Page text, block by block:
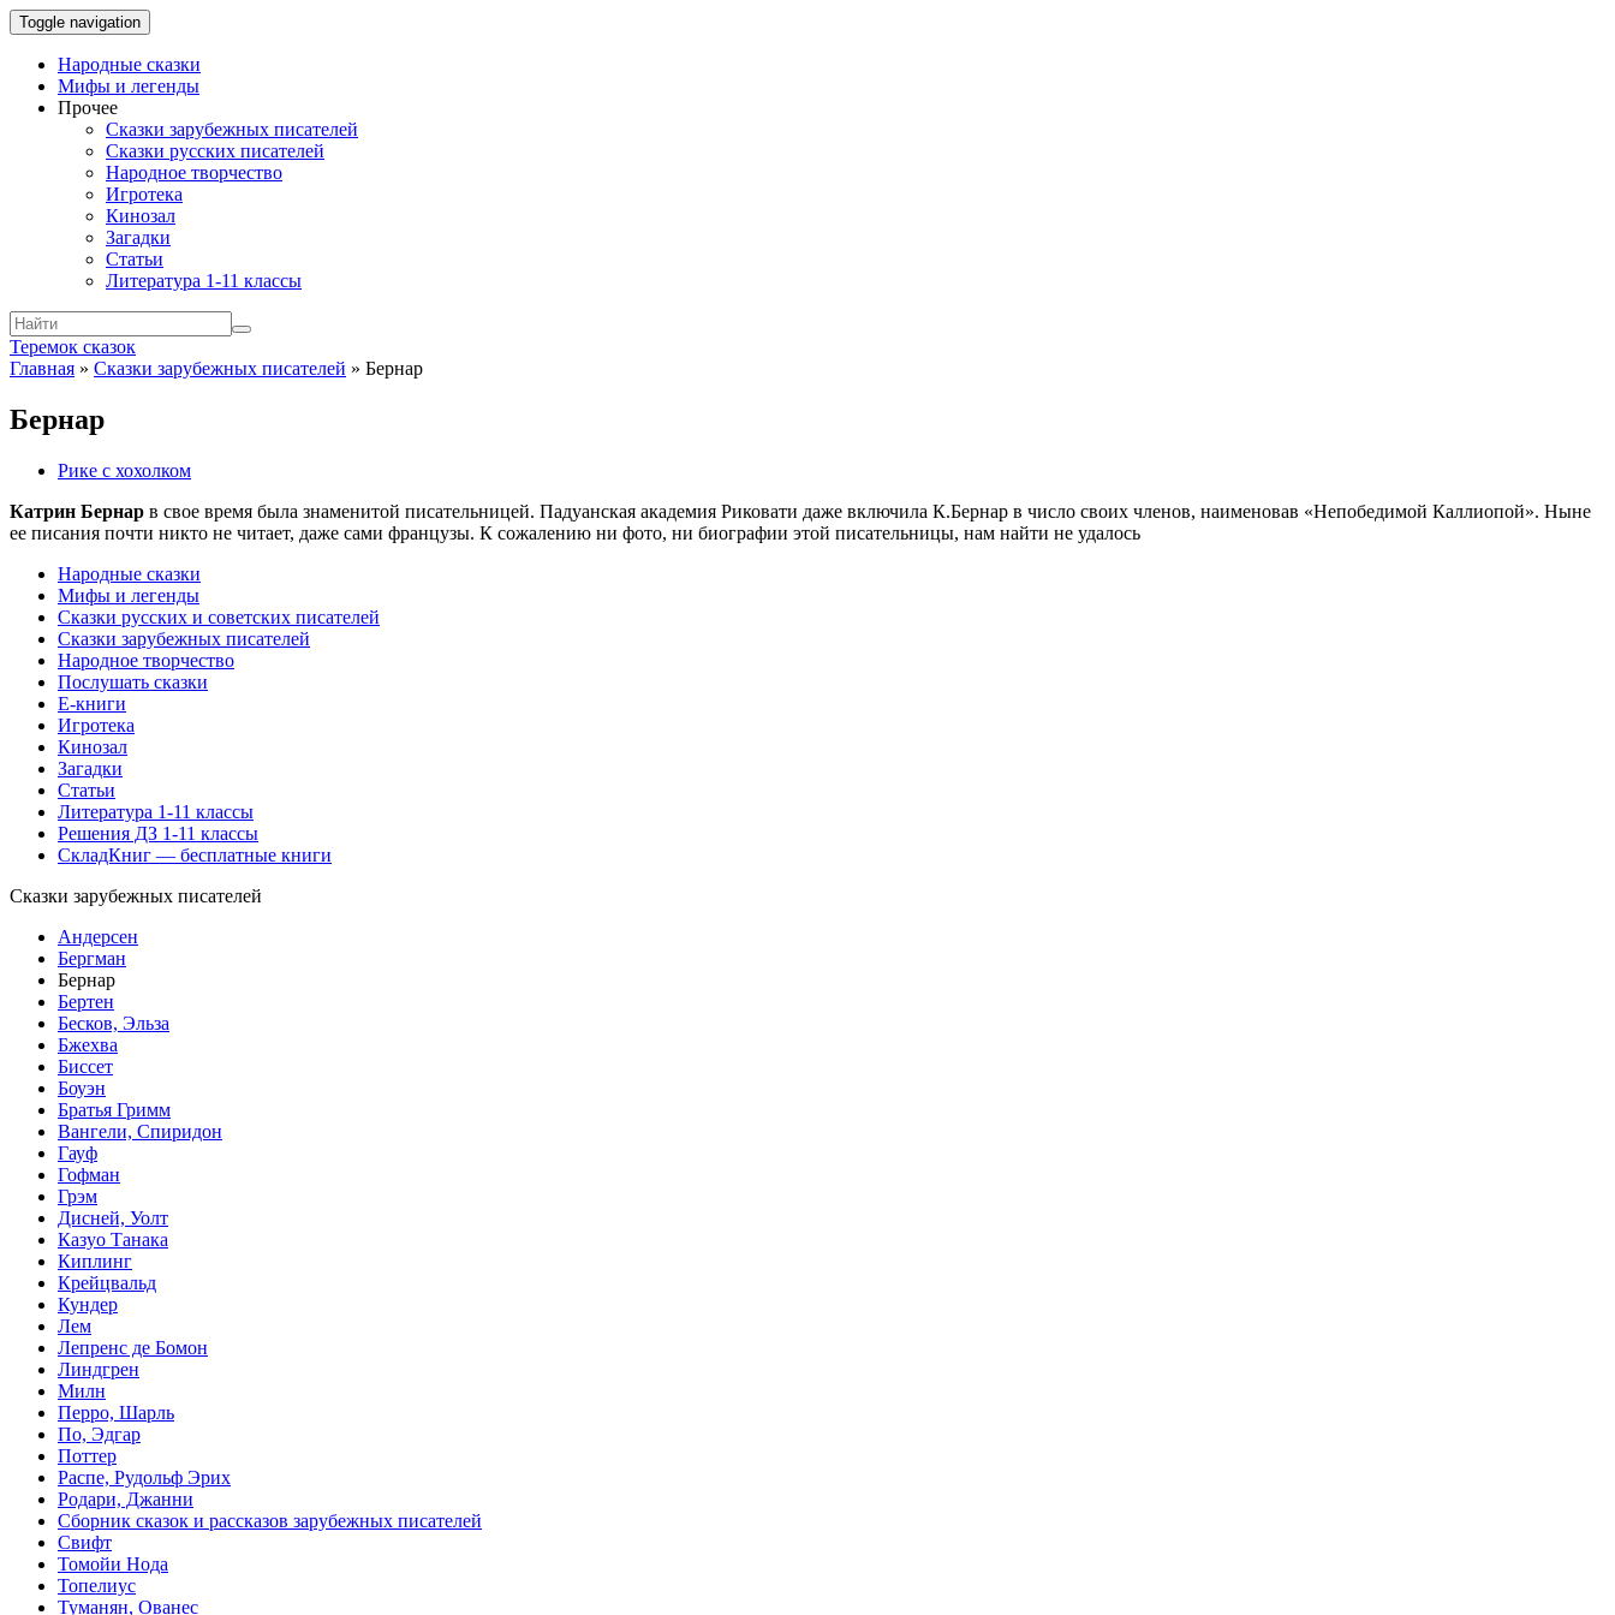
Toggle navigation
Народные сказки
Мифы и легенды
Прочее
Сказки зарубежных писателей
Сказки русских писателей
Народное творчество
Игротека
Кинозал
Загадки
Статьи
Литература 1-11 классы
Теремок сказок
Главная » Сказки зарубежных писателей » Бернар
Бернар
Рике с хохолком
Катрин Бернар в свое время была знаменитой писательницей. Падуанская академия Риковати даже включила К.Бернар в число своих членов, наименовав «Непобедимой Каллиопой». Ныне
ее писания почти никто не читает, даже сами французы. К сожалению ни фото, ни биографии этой писательницы, нам найти не удалось
Народные сказки
Мифы и легенды
Сказки русских и советских писателей
Сказки зарубежных писателей
Народное творчество
Послушать сказки
Е-книги
Игротека
Кинозал
Загадки
Статьи
Литература 1-11 классы
Решения ДЗ 1-11 классы
СкладКниг — бесплатные книги
Сказки зарубежных писателей
Андерсен
Бергман
Бернар
Бертен
Бесков, Эльза
Бжехва
Биссет
Боуэн
Братья Гримм
Вангели, Спиридон
Гауф
Гофман
Грэм
Дисней, Уолт
Казуо Танака
Киплинг
Крейцвальд
Кундер
Лем
Лепренс де Бомон
Линдгрен
Милн
Перро, Шарль
По, Эдгар
Поттер
Распе, Рудольф Эрих
Родари, Джанни
Сборник сказок и рассказов зарубежных писателей
Свифт
Томойи Нода
Топелиус
Туманян, Ованес